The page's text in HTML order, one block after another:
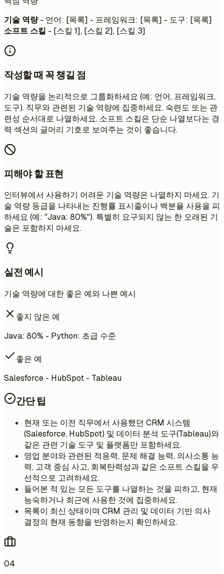
기술 역량- 언어: [목록] - 프레임워크: [목록] - 도구: [목록]
소프트 스킬 - [스킬 1], [스킬 2], [스킬 3]
작성할 때 꼭 챙길 점
기술 역량을 논리적으로 그룹화하세요 (예: 언어, 프레임워크,
도구). 직무와 관련된 기술 역량에 집중하세요. 숙련도 또는 관
련성 순서대로 나열하세요. 소프트 스킬은 단순 나열보다는 경
력 섹션의 글머리 기호로 보여주는 것이 좋습니다.
피해야 할 표현
인터뷰에서 사용하기 어려운 기술 역량은 나열하지 마세요. 기
술 역량 등급을 나타내는 진행률 표시줄이나 백분율 사용을 피
하세요 (예: "Java: 80%"). 특별히 요구되지 않는 한 오래된 기
술은 포함하지 마세요.
실전 예시
기술 역량에 대한 좋은 예와 나쁜 예시
좋지 않은 예
Java: 80% - Python: 초급 수준
좋은 예
Salesforce - HubSpot - Tableau
간단 팁
현재 또는 이전 직무에서 사용했던 CRM 시스템
(Salesforce, HubSpot) 및 데이터 분석 도구(Tableau)와
같은 관련 기술 도구 및 플랫폼만 포함하세요.
영업 분야와 관련된 적응력, 문제 해결 능력, 의사소통 능
력, 고객 중심 사고, 회복탄력성과 같은 소프트 스킬을 우
선적으로 고려하세요.
들어본 적 있는 모든 도구를 나열하는 것을 피하고, 현재
능숙하거나 최근에 사용한 것에 집중하세요.
목록이 최신 상태이며 CRM 관리 및 데이터 기반 의사
결정의 현재 동향을 반영하는지 확인하세요.
04